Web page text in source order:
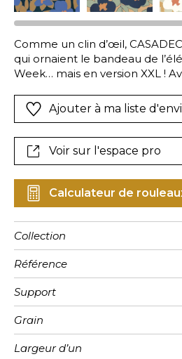
Comme un clin d’œil,
qui ornaient le bandeau de
Week… mais en version XXL !
s’épanouissent sur les murs
chambre.
Ajouter à ma liste
Voir sur l'espace pro
Calculateur de
Collection
Référence
Support
Grain
Largeur d’un